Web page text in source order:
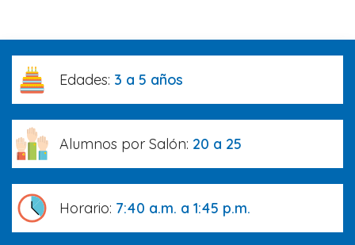
Edades: 3 a 5 años
Alumnos por Salón: 20 a 25
Horario: 7:40 a.m. a 1:45 p.m.